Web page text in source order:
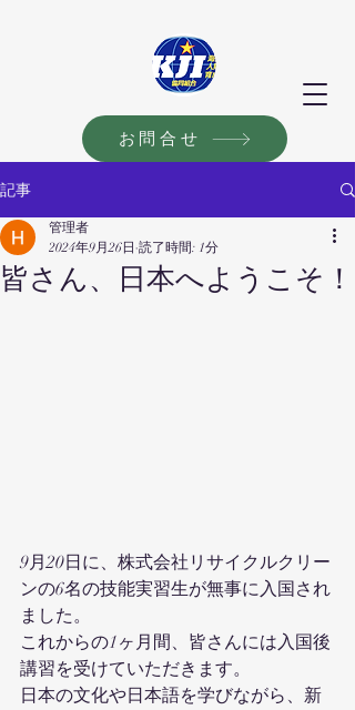
お問合せ
記事
皆さん、日本へようこそ！
管理者
2024年9月26日 読了時間: 1分
9月20日に、株式会社リサイクルクリー
ンの6名の技能実習生が無事に入国され
ました。
これからの1ヶ月間、皆さんには入国後
講習を受けていただきます。
日本の文化や日本語を学びながら、新